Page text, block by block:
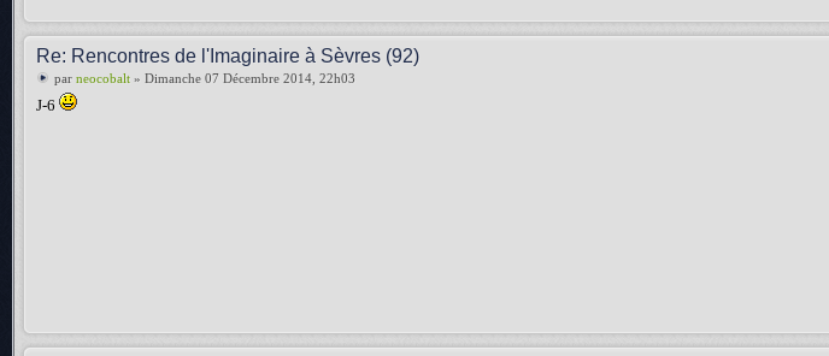
Re: Rencontres de l'Imaginaire à Sèvres (92)
par neocobalt » Dimanche 07 Décembre 2014, 22h03
J-6